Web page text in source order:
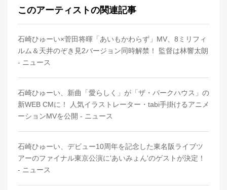
このアーティストの関連記事
石崎ひゅーい×菅田将暉「あいもかわらず」MV、8ミリフィ
ルム＆天井のぞき見2バージョン同時解禁！ 監督は林響太朗
- ニュース
石崎ひゅーい、新曲「愛らしく」が「ザ・パークハウス」の
新WEB CMに！ 人気イラストレーター・tabi手掛けるアニメ
ーションMVを公開 - ニュース
石崎ひゅーい、デビュー10周年を記念した東名阪ライブツ
アーのファイナル東京公演に'あいみょん'のゲストが決定！
- ニュース